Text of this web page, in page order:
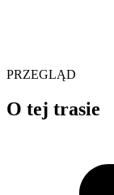
PRZEGLĄD
O tej trasie